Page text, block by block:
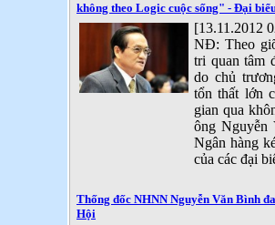
không theo Logic cuộc sống" - Đại
[13.11.2012
NĐ: Theo
tri quan tâm
do chủ
tổn thất lớn
gian qua
ông Nguyễn
Ngân hàng
của các đại
Thống đốc NHNN Nguyễn Văn Bình
Hội